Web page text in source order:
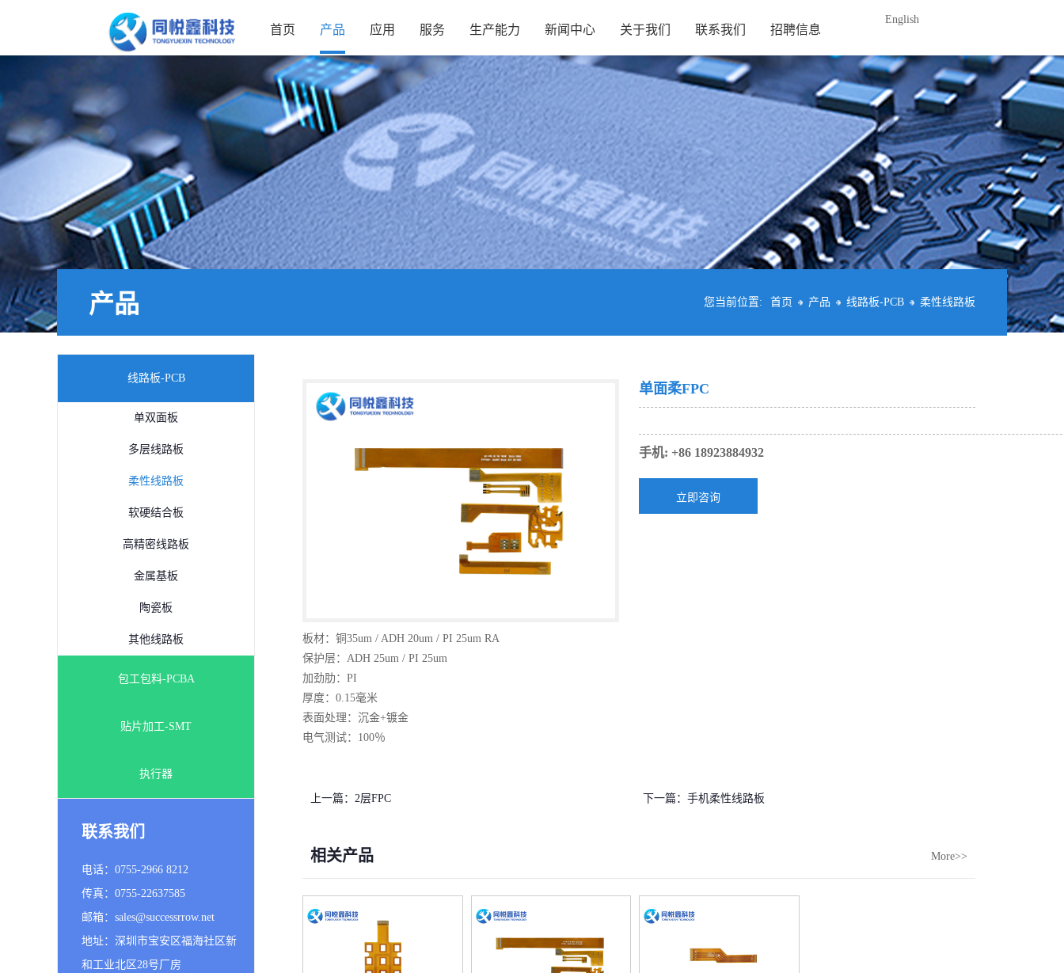
首页 产品 应用 服务 生产能力 新闻中心 关于我们 联系我们 招聘信息
English
您当前位置: 首页 产品 线路板-PCB 柔性线路板
产品
线路板-PCB
单双面板
多层线路板
柔性线路板
软硬结合板
高精密线路板
金属基板
陶瓷板
其他线路板
包工包料-PCBA
贴片加工-SMT
执行器
联系我们
电话：0755-2966 8212
传真：0755-22637585
邮箱：sales@successrrow.net
地址：深圳市宝安区福海社区新
和工业北区28号厂房
单面柔FPC
手机: +86 18923884932
板材：铜35um / ADH 20um / PI 25um RA
保护层：ADH 25um / PI 25um
加劲肋：PI
厚度：0.15毫米
表面处理：沉金+镀金
电气测试：100％
上一篇： 2层FPC 下一篇： 手机柔性线路板
相关产品 More>>